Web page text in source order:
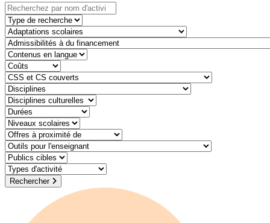
Type de recherche
adaptation-scolaire
admissibilite-a-du-financement
contenu-en-langue
cout
css-et-cs-couvert
discipline
discipline-culturelle
duree
niveaux-scolaires
offre-a-proximite-de
outil-pour-lenseignant
public-cible
type-dactivite
Rechercher